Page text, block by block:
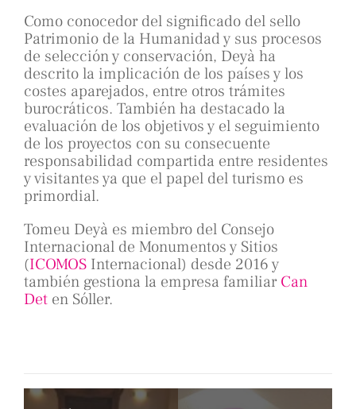
Como conocedor del significado del sello
Patrimonio de la Humanidad y sus procesos
de selección y conservación, Deyà ha
descrito la implicación de los países y los
costes aparejados, entre otros trámites
burocráticos. También ha destacado la
evaluación de los objetivos y el seguimiento
de los proyectos con su consecuente
responsabilidad compartida entre residentes
y visitantes ya que el papel del turismo es
primordial.
Tomeu Deyà es miembro del Consejo
Internacional de Monumentos y Sitios
(ICOMOS Internacional) desde 2016 y
también gestiona la empresa familiarCan
Det en Sóller.